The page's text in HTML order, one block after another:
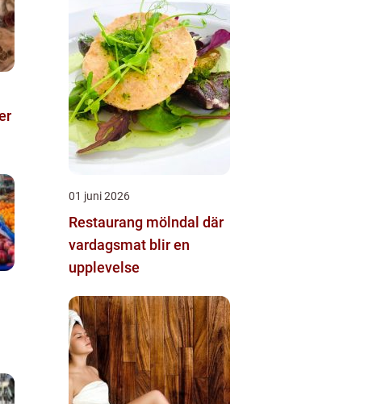
01 juni 2026
Restaurang mölndal där
vardagsmat blir en
upplevelse